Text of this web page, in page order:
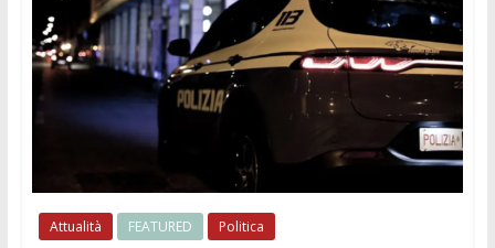
Attualità FEATURED Politica